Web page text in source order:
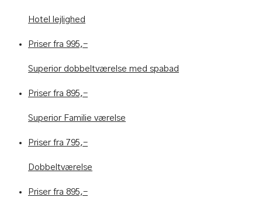
Hotel lejlighed
Priser fra 995,-
Superior dobbeltværelse med spabad
Priser fra 895,-
Superior Familie værelse
Priser fra 795,-
Dobbeltværelse
Priser fra 895,-